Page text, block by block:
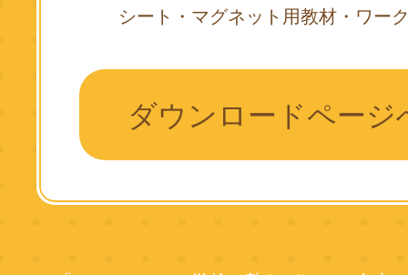
シート・マグネット用教材・ワー
ダウンロードページ